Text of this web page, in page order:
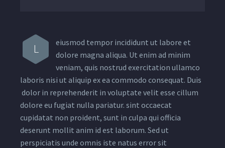
L
eiusmod tempor incididunt ut labore et
dolore magna aliqua. Ut enim ad minim
veniam, quis nostrud exercitation ullamco
laboris nisi ut aliquip ex ea commodo consequat. Duis
dolor in reprehenderit in voluptate velit esse cillum
dolore eu fugiat nulla pariatur. sint occaecat
cupidatat non proident, sunt in culpa qui officia
deserunt mollit anim id est laborum. Sed ut
perspiciatis unde omnis iste natus error sit